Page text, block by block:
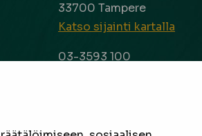
33700 Tampere
Katso sijainti kartalla
03-3593 100